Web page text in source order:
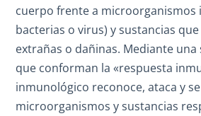
cuerpo frente a microorganismos
bacterias o virus) y sustancias
extrañas o dañinas. Mediante
que conforman la «respuesta
inmunológico reconoce, ataca y
microorganismos y sustancias